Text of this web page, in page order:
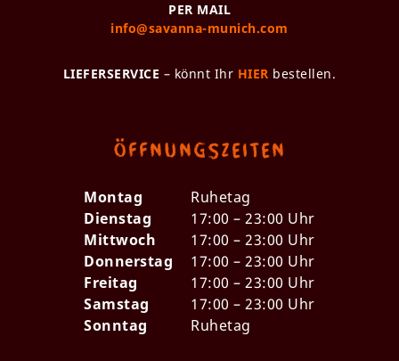
PER MAIL
info@savanna-munich.com
LIEFERSERVICE – könnt Ihr HIER bestellen.
Öffnungszeiten
Montag
Ruhetag
Dienstag
17:00 – 23:00 Uhr
Mittwoch
17:00 – 23:00 Uhr
Donnerstag
17:00 – 23:00 Uhr
Freitag
17:00 – 23:00 Uhr
Samstag
17:00 – 23:00 Uhr
Sonntag
Ruhetag